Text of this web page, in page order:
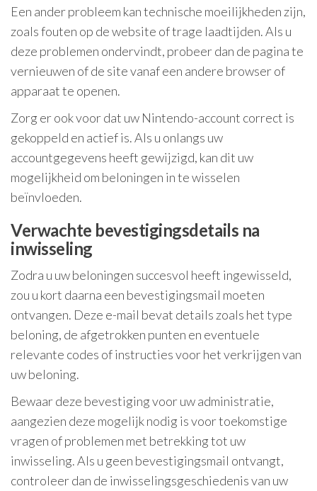
Een ander probleem kan technische moeilijkheden zijn,
zoals fouten op de website of trage laadtijden. Als u
deze problemen ondervindt, probeer dan de pagina te
vernieuwen of de site vanaf een andere browser of
apparaat te openen.
Zorg er ook voor dat uw Nintendo-account correct is
gekoppeld en actief is. Als u onlangs uw
accountgegevens heeft gewijzigd, kan dit uw
mogelijkheid om beloningen in te wisselen
beïnvloeden.
Verwachte bevestigingsdetails na
inwisseling
Zodra u uw beloningen succesvol heeft ingewisseld,
zou u kort daarna een bevestigingsmail moeten
ontvangen. Deze e-mail bevat details zoals het type
beloning, de afgetrokken punten en eventuele
relevante codes of instructies voor het verkrijgen van
uw beloning.
Bewaar deze bevestiging voor uw administratie,
aangezien deze mogelijk nodig is voor toekomstige
vragen of problemen met betrekking tot uw
inwisseling. Als u geen bevestigingsmail ontvangt,
controleer dan de inwisselingsgeschiedenis van uw